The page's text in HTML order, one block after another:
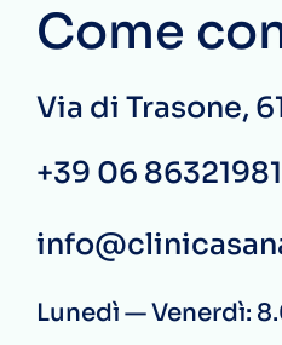
Come
Via di Trasone,
+39 06 86321981
Lunedì — Venerdì: